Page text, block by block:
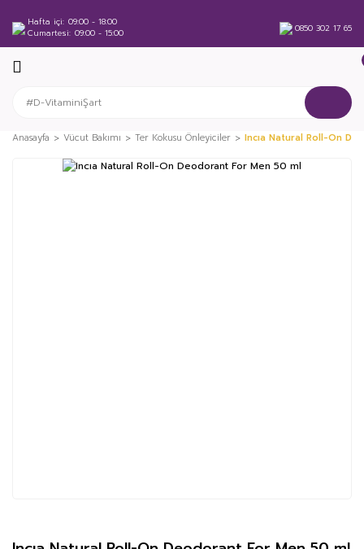
Hafta içi 09:00 - 18:00
Cumartesi 09:00 - 15:00 0850 302 17 65
Anasayfa Vücut Bakımı Ter Kokusu Önleyiciler Incıa Natural Roll-On